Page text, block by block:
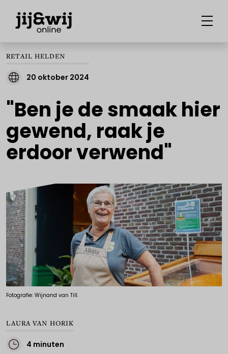
RETAIL HELDEN
20 oktober 2024
"Ben je de smaak hier
gewend, raak je
erdoor verwend"
Fotografie: Wijnand van Till.
LAURA VAN HORIK
4 minuten